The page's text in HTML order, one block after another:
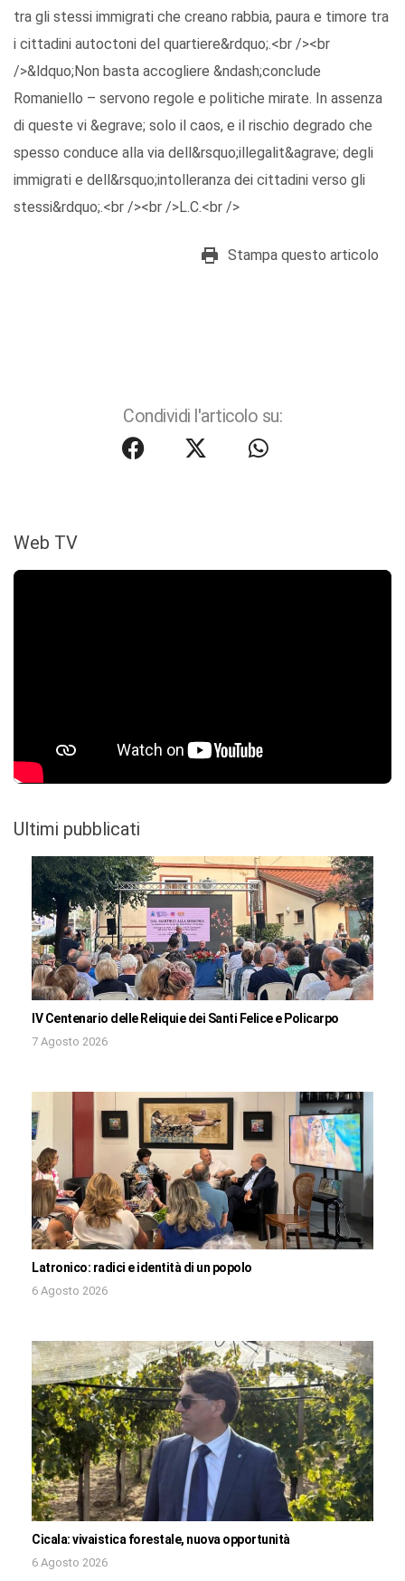
tra gli stessi immigrati che creano rabbia, paura e timore tra
i cittadini autoctoni del quartiere&rdquo;.<br /><br
/>&ldquo;Non basta accogliere &ndash;conclude
Romaniello – servono regole e politiche mirate. In assenza
di queste vi &egrave; solo il caos, e il rischio degrado che
spesso conduce alla via dell&rsquo;illegalit&agrave; degli
immigrati e dell&rsquo;intolleranza dei cittadini verso gli
stessi&rdquo;.<br /><br />L.C.<br />
Stampa questo articolo
Condividi l'articolo su:
Web TV
Ultimi pubblicati
IV Centenario delle Reliquie dei Santi Felice e Policarpo
7 Agosto 2026
Latronico: radici e identità di un popolo
6 Agosto 2026
Cicala: vivaistica forestale, nuova opportunità
6 Agosto 2026